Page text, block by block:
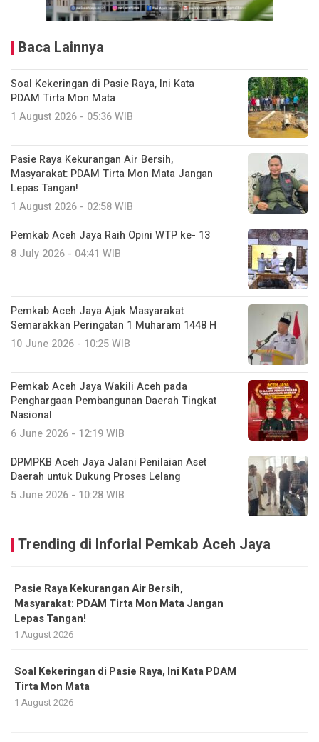
Baca Lainnya
Soal Kekeringan di Pasie Raya, Ini Kata
PDAM Tirta Mon Mata
1 August 2026 - 05:36 WIB
Pasie Raya Kekurangan Air Bersih,
Masyarakat: PDAM Tirta Mon Mata Jangan
Lepas Tangan!
1 August 2026 - 02:58 WIB
Pemkab Aceh Jaya Raih Opini WTP ke- 13
8 July 2026 - 04:41 WIB
Pemkab Aceh Jaya Ajak Masyarakat
Semarakkan Peringatan 1 Muharam 1448 H
10 June 2026 - 10:25 WIB
Pemkab Aceh Jaya Wakili Aceh pada
Penghargaan Pembangunan Daerah Tingkat
Nasional
6 June 2026 - 12:19 WIB
DPMPKB Aceh Jaya Jalani Penilaian Aset
Daerah untuk Dukung Proses Lelang
5 June 2026 - 10:28 WIB
Trending di Inforial Pemkab Aceh Jaya
Pasie Raya Kekurangan Air Bersih,
Masyarakat: PDAM Tirta Mon Mata Jangan
Lepas Tangan!
1 August 2026
Soal Kekeringan di Pasie Raya, Ini Kata PDAM
Tirta Mon Mata
1 August 2026